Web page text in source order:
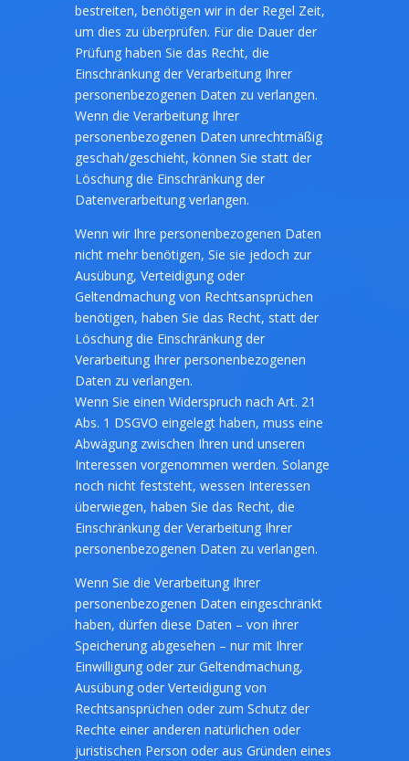
bestreiten, benötigen wir in der Regel Zeit,
um dies zu überprüfen. Für die Dauer der
Prüfung haben Sie das Recht, die
Einschränkung der Verarbeitung Ihrer
personenbezogenen Daten zu verlangen.
Wenn die Verarbeitung Ihrer
personenbezogenen Daten unrechtmäßig
geschah/geschieht, können Sie statt der
Löschung die Einschränkung der
Datenverarbeitung verlangen.
Wenn wir Ihre personenbezogenen Daten
nicht mehr benötigen, Sie sie jedoch zur
Ausübung, Verteidigung oder
Geltendmachung von Rechtsansprüchen
benötigen, haben Sie das Recht, statt der
Löschung die Einschränkung der
Verarbeitung Ihrer personenbezogenen
Daten zu verlangen.
Wenn Sie einen Widerspruch nach Art. 21
Abs. 1 DSGVO eingelegt haben, muss eine
Abwägung zwischen Ihren und unseren
Interessen vorgenommen werden. Solange
noch nicht feststeht, wessen Interessen
überwiegen, haben Sie das Recht, die
Einschränkung der Verarbeitung Ihrer
personenbezogenen Daten zu verlangen.
Wenn Sie die Verarbeitung Ihrer
personenbezogenen Daten eingeschränkt
haben, dürfen diese Daten – von ihrer
Speicherung abgesehen – nur mit Ihrer
Einwilligung oder zur Geltendmachung,
Ausübung oder Verteidigung von
Rechtsansprüchen oder zum Schutz der
Rechte einer anderen natürlichen oder
juristischen Person oder aus Gründen eines